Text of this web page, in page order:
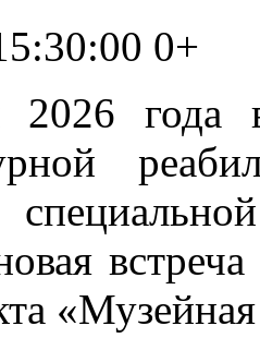
0+
2026 года